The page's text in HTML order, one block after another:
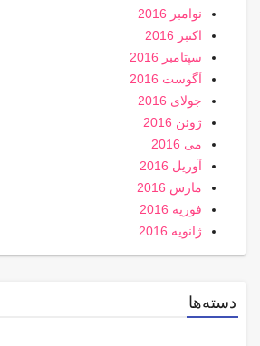
نوامبر 2016
اکتبر 2016
سپتامبر 2016
آگوست 2016
جولای 2016
ژوئن 2016
می 2016
آوریل 2016
مارس 2016
فوریه 2016
ژانویه 2016
دسته‌ها